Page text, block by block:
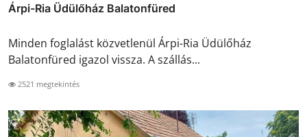
Árpi-Ria Üdülőház Balatonfüred
Minden foglalást közvetlenül Árpi-Ria Üdülőház
Balatonfüred igazol vissza. A szállás...
2521 megtekintés